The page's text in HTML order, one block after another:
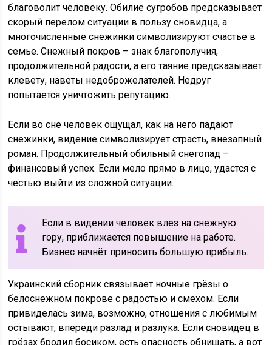
благоволит человеку. Обилие сугробов предсказывает
скорый перелом ситуации в пользу сновидца, а
многочисленные снежинки символизируют счастье в
семье. Снежный покров – знак благополучия,
продолжительной радости, а его таяние предсказывает
клевету, наветы недоброжелателей. Недруг
попытается уничтожить репутацию.
Если во сне человек ощущал, как на него падают
снежинки, видение символизирует страсть, внезапный
роман. Продолжительный обильный снегопад –
финансовый успех. Если мело прямо в лицо, удастся с
честью выйти из сложной ситуации.
Если в видении человек влез на снежную
гору, приближается повышение на работе.
Бизнес начнёт приносить большую прибыль.
Украинский сборник связывает ночные грёзы о
белоснежном покрове с радостью и смехом. Если
привиделась зима, возможно, отношения с любимым
остывают, впереди разлад и разлука. Если сновидец в
грёзах бродил босиком, есть опасность обнищать, а вот